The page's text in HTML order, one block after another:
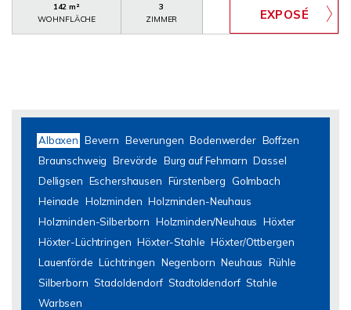
142 m²
WOHNFLÄCHE
3
ZIMMER
Albaxen Bevern Beverungen Bodenwerder Boffzen
Braunschweig Brevörde Burg auf Fehmarn Dassel
Delligsen Eschershausen Fürstenberg
Golmbach
Heinade Holzminden Holzminden-Neuhaus
Holzminden-Silberborn Holzminden/Neuhaus Höxter
Höxter-Lüchtringen Höxter-Stahle Höxter/Ottbergen
Lauenförde Lüchtringen Negenborn Neuhaus Rühle
Silberborn Stadoldendorf Stadtoldendorf Stahle
Warbsen